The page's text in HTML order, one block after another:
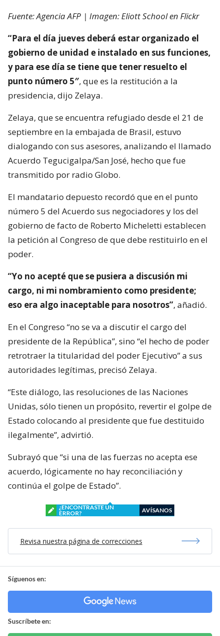
Fuente: Agencia AFP | Imagen: Eliott School en Flickr
“Para el día jueves deberá estar organizado el
gobierno de unidad e instalado en sus funciones,
y para ese día se tiene que tener resuelto el
punto número 5″, que es la restitución a la
presidencia, dijo Zelaya.
Zelaya, que se encuentra refugiado desde el 21 de
septiembre en la embajada de Brasil, estuvo
dialogando con sus asesores, analizando el llamado
Acuerdo Tegucigalpa/San José, hecho que fue
transmitido por radio Globo.
El mandatario depuesto recordó que en el punto
número 5 del Acuerdo sus negociadores y los del
gobierno de facto de Roberto Micheletti establecen
la petición al Congreso de que debe restituirlo en el
poder.
“Yo no acepté que se pusiera a discusión mi
cargo, ni mi nombramiento como presidente;
eso era algo inaceptable para nosotros”, añadió.
En el Congreso “no se va a discutir el cargo del
presidente de la República”, sino “el hecho de poder
retrotraer la titularidad del poder Ejecutivo” a sus
autoridades legítimas, precisó Zelaya.
“Este diálogo, las resoluciones de las Naciones
Unidas, sólo tienen un propósito, revertir el golpe de
Estado colocando al presidente que fue destituido
ilegalmente”, advirtió.
Subrayó que “si una de las fuerzas no acepta ese
acuerdo, lógicamente no hay reconciliación y
continúa el golpe de Estado”.
¿ENCONTRASTE UN
ERROR?
AVÍSANOS
Revisa nuestra página de correcciones
Síguenos en:
Suscríbete en: